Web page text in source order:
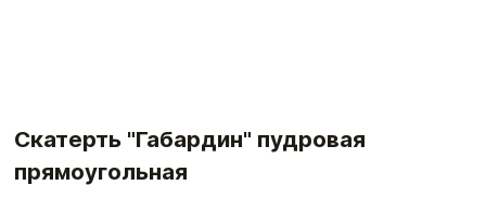
Скатерть "Габардин" пудровая
прямоугольная